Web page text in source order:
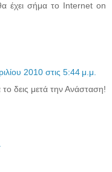
έχει σήμα το Internet on
2010 στις 5:44 μ.μ.
δεις μετά την Ανάσταση!